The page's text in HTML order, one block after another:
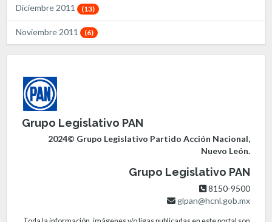
Diciembre 2011 (13)
Noviembre 2011 (6)
Grupo Legislativo PAN
2024© Grupo Legislativo Partido Acción Nacional,
Nuevo León.
Grupo Legislativo PAN
8150-9500
glpan@hcnl.gob.mx